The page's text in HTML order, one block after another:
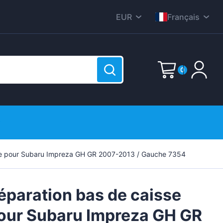
EUR
DKK
GBP
SEK
USD
Français
Español
Suomen
0
est vide !
Sign up now
pour Subaru Impreza GH GR 2007-2013 / Gauche 7354
bas de caisse
Subaru Impreza GH GR